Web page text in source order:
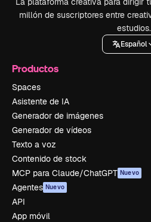
millón de suscriptores entre
estudios.
Español
Productos
Spaces
Asistente de IA
Generador de imágenes
Generador de vídeos
Texto a voz
Contenido de stock
MCP para Claude/ChatGPT Nuevo
Agentes Nuevo
API
App móvil